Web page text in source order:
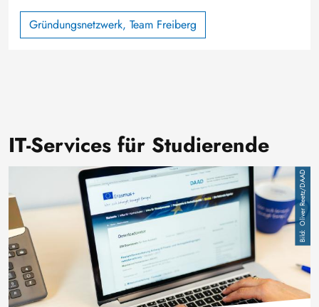
Gründungsnetzwerk, Team Freiberg
IT-Services für Studierende
Oliver Reetz/DAAD